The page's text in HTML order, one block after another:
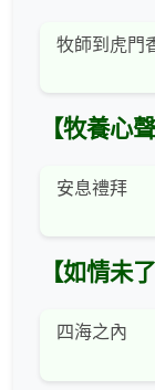
牧師到虎門
【牧養心聲
安息禮拜
【如情未了
四海之內